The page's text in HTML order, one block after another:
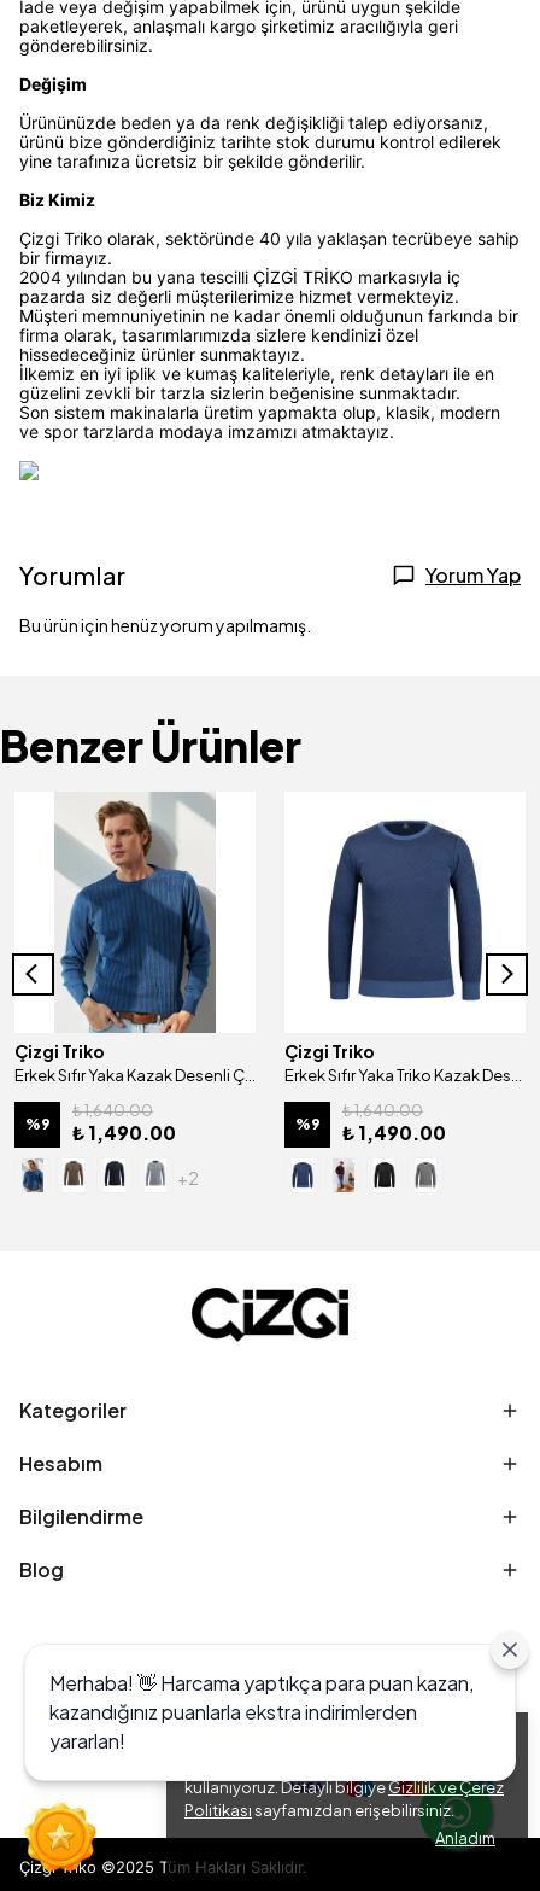
kullanıyoruz. Detaylı bilgiyeGizlilik ve Çerez
Politikasısayfamızdan erişebilirsiniz.
Anladım
İade veya değişim yapabilmek için, ürünü uygun şekilde
paketleyerek, anlaşmalı kargo şirketimiz aracılığıyla geri
gönderebilirsiniz.
Değişim
Ürününüzde beden ya da renk değişikliği talep ediyorsanız,
ürünü bize gönderdiğiniz tarihte stok durumu kontrol edilerek
yine tarafınıza ücretsiz bir şekilde gönderilir.
Biz Kimiz
Çizgi Triko olarak, sektöründe 40 yıla yaklaşan tecrübeye sahip
bir firmayız.
2004 yılından bu yana tescilli ÇİZGİ TRİKO markasıyla iç
pazarda siz değerli müşterilerimize hizmet vermekteyiz.
Müşteri memnuniyetinin ne kadar önemli olduğunun farkında bir
firma olarak, tasarımlarımızda sizlere kendinizi özel
hissedeceğiniz ürünler sunmaktayız.
İlkemiz en iyi iplik ve kumaş kaliteleriyle, renk detayları ile en
güzelini zevkli bir tarzla sizlerin beğenisine sunmaktadır.
Son sistem makinalarla üretim yapmakta olup, klasik, modern
ve spor tarzlarda modaya imzamızı atmaktayız.
Yorumlar Yorum Yap
Bu ürün için henüz yorum yapılmamış.
Benzer Ürünler
Çizgi Triko
Erkek Sıfır Yaka Kazak Desenli Çelik Örgü Klasik Kalıp - 5202C
%9
₺ 1,640.00
₺ 1,490.00
+2
Çizgi Triko
Erkek Sıfır Yaka Triko Kazak Desenli Kol ve Bel Lastikli Çelik Örgü Regular Kalıp - 5013C
%9
₺ 1,640.00
₺ 1,490.00
Kategoriler
Hesabım
Bilgilendirme
Blog
Çizgi Triko ©2025 Tüm Hakları Saklıdır.
Merhaba! 👋 Harcama yaptıkça para puan kazan,
kazandığınız puanlarla ekstra indirimlerden
yararlan!